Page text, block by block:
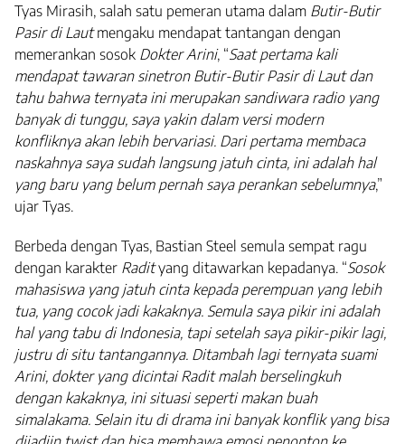
Tyas Mirasih, salah satu pemeran utama dalam Butir-Butir
Pasir di Lautmengaku mendapat tantangan dengan
memerankan sosok Dokter Arini, “Saat pertama kali
mendapat tawaran sinetron Butir-Butir Pasir di Laut dan
tahu bahwa ternyata ini merupakan sandiwara radio yang
banyak di tunggu, saya yakin dalam versi modern
konfliknya akan lebih bervariasi. Dari pertama membaca
naskahnya saya sudah langsung jatuh cinta, ini adalah hal
yang baru yang belum pernah saya perankan sebelumnya,”
ujar Tyas.
Berbeda dengan Tyas, Bastian Steel semula sempat ragu
dengan karakter Radityang ditawarkan kepadanya. “Sosok
mahasiswa yang jatuh cinta kepada perempuan yang lebih
tua, yang cocok jadi kakaknya. Semula saya pikir ini adalah
hal yang tabu di Indonesia, tapi setelah saya pikir-pikir lagi,
justru di situ tantangannya. Ditambah lagi ternyata suami
Arini, dokter yang dicintai Radit malah berselingkuh
dengan kakaknya, ini situasi seperti makan buah
simalakama. Selain itu di drama ini banyak konflik yang bisa